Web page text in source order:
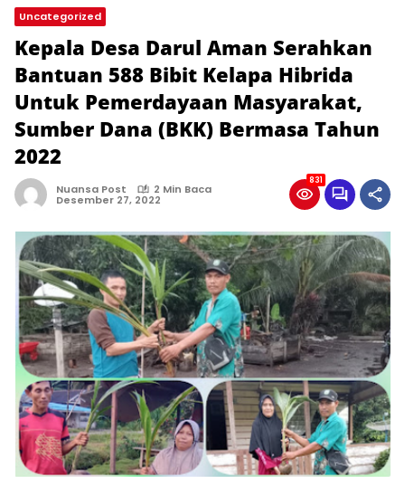
Uncategorized
Kepala Desa Darul Aman Serahkan
Bantuan 588 Bibit Kelapa Hibrida
Untuk Pemerdayaan Masyarakat,
Sumber Dana (BKK) Bermasa Tahun
2022
Nuansa Post 2 Min Baca
Desember 27, 2022
831